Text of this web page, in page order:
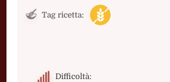
Tag ricetta:
Difficoltà: